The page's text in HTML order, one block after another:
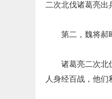
二次北伐诸葛亮出
第二，魏将郝
诸葛亮二次北
人身经百战，他们